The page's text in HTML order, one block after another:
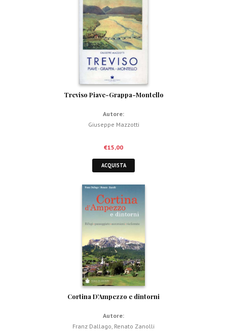
Treviso Piave-Grappa-Montello
Autore:
Giuseppe Mazzotti
€15,00
ACQUISTA
Cortina D’Ampezzo e dintorni
Autore:
Franz Dallago, Renato Zanolli